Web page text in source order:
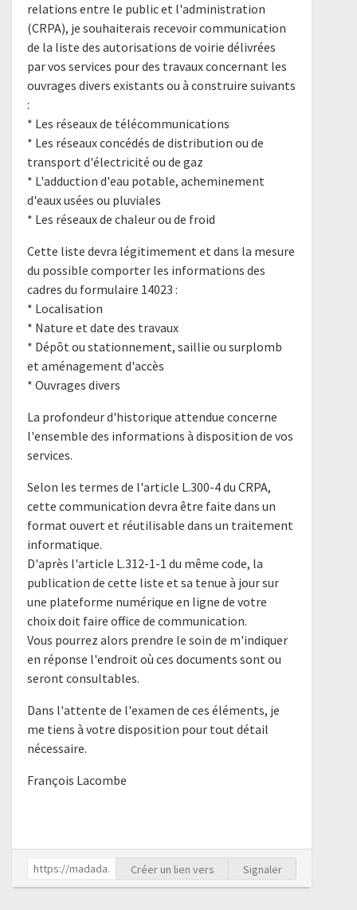
relations entre le public et l'administration
(CRPA), je souhaiterais recevoir communication
de la liste des autorisations de voirie délivrées
par vos services pour des travaux concernant les
ouvrages divers existants ou à construire suivants
:
* Les réseaux de télécommunications
* Les réseaux concédés de distribution ou de
transport d'électricité ou de gaz
* L'adduction d'eau potable, acheminement
d'eaux usées ou pluviales
* Les réseaux de chaleur ou de froid
Cette liste devra légitimement et dans la mesure
du possible comporter les informations des
cadres du formulaire 14023 :
* Localisation
* Nature et date des travaux
* Dépôt ou stationnement, saillie ou surplomb
et aménagement d'accès
* Ouvrages divers
La profondeur d'historique attendue concerne
l'ensemble des informations à disposition de vos
services.
Selon les termes de l'article L.300-4 du CRPA,
cette communication devra être faite dans un
format ouvert et réutilisable dans un traitement
informatique.
D'après l'article L.312-1-1 du même code, la
publication de cette liste et sa tenue à jour sur
une plateforme numérique en ligne de votre
choix doit faire office de communication.
Vous pourrez alors prendre le soin de m'indiquer
en réponse l'endroit où ces documents sont ou
seront consultables.
Dans l'attente de l'examen de ces éléments, je
me tiens à votre disposition pour tout détail
nécessaire.
François Lacombe
Créer un lien vers Signaler